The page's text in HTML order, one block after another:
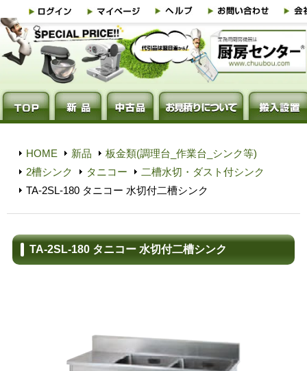
HOME 新品
板金類(調理台_作業台_シンク等)
2槽シンク
タニコー
二槽水切・ダスト付シンク
TA-2SL-180 タニコー 水切付二槽シンク
TA-2SL-180 タニコー 水切付二槽シンク